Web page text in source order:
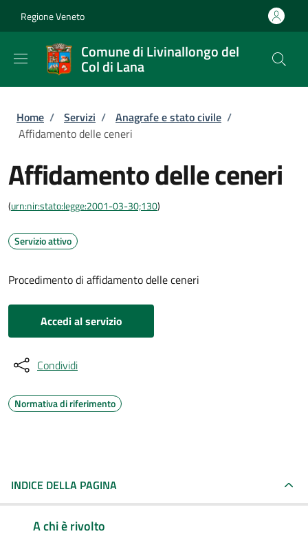
Regione Veneto
Comune di Livinallongo del
Col di Lana
Briciole di pane
Home / Servizi / Anagrafe e stato civile /
Affidamento delle ceneri
Affidamento delle ceneri
(urn:nir:stato:legge:2001-03-30;130)
Servizio attivo
Procedimento di affidamento delle ceneri
Accedi al servizio
Condividi
Normativa di riferimento
INDICE DELLA PAGINA
A chi è rivolto